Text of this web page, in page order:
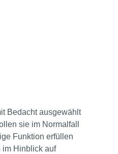
Bedacht ausgewählt
sie im Normalfall
Funktion erfüllen
im Hinblick auf